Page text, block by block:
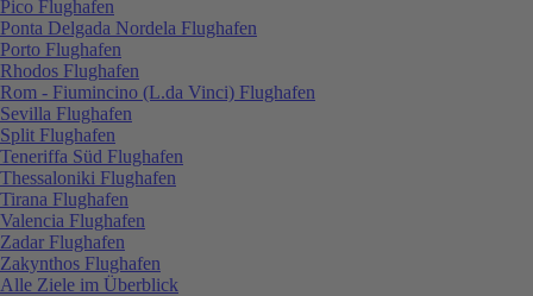
Pico Flughafen
Ponta Delgada Nordela Flughafen
Porto Flughafen
Rhodos Flughafen
Rom - Fiumincino (L.da Vinci) Flughafen
Sevilla Flughafen
Split Flughafen
Teneriffa Süd Flughafen
Thessaloniki Flughafen
Tirana Flughafen
Valencia Flughafen
Zadar Flughafen
Zakynthos Flughafen
Alle Ziele im Überblick